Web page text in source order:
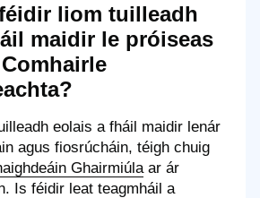
liom tuilleadh
maidir le próiseas
eolais a fháil maidir lenár
agus fiosrúcháin, téigh chuig
Ghairmiúla ar ár
Is féidir leat teagmháil a